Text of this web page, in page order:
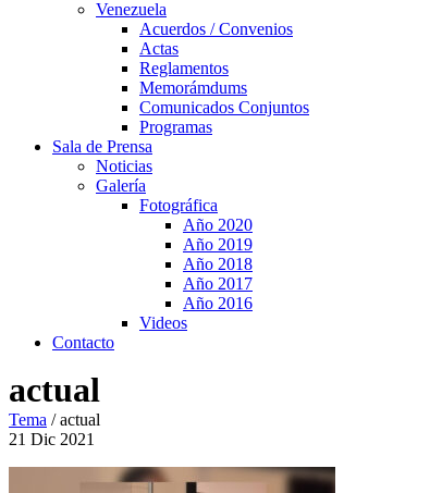
Venezuela
Acuerdos / Convenios
Actas
Reglamentos
Memorámdums
Comunicados Conjuntos
Programas
Sala de Prensa
Noticias
Galería
Fotográfica
Año 2020
Año 2019
Año 2018
Año 2017
Año 2016
Videos
Contacto
actual
Tema /actual
21 Dic 2021